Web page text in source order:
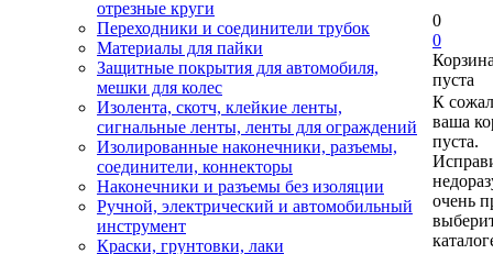
отрезные круги
Переходники и соединители трубок
Материалы для пайки
Защитные покрытия для автомобиля,
мешки для колес
Изолента, скотч, клейкие ленты,
сигнальные ленты, ленты для ограждений
Изолированные наконечники, разъемы,
соединители, коннекторы
Наконечники и разъемы без изоляции
Ручной, электрический и автомобильный
инструмент
Краски, грунтовки, лаки
0
0
пуста
К
ваша
пуста.
очень